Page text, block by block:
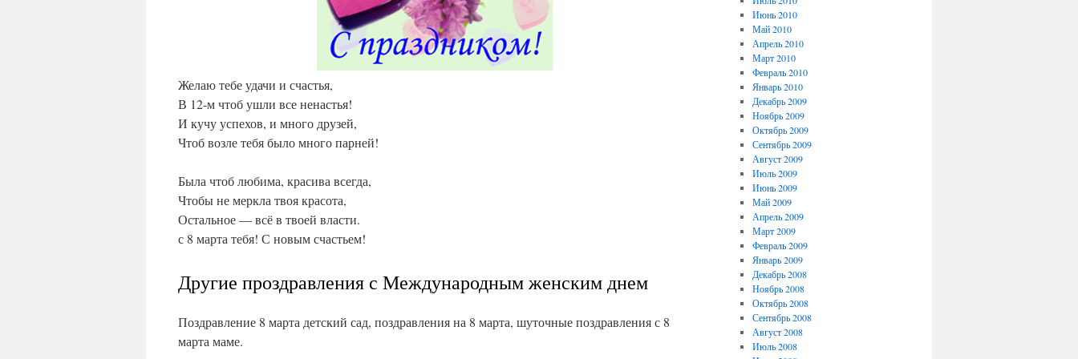
Желаю тебе удачи и счастья,
В 12-м чтоб ушли все ненастья!
И кучу успехов, и много друзей,
Чтоб возле тебя было много парней!
Была чтоб любима, красива всегда,
Чтобы не меркла твоя красота,
Остальное — всё в твоей власти.
с 8 марта тебя! С новым счастьем!
Другие проздравления с Международным женским днем
Поздравление 8 марта детский сад, поздравления на 8 марта, шуточные поздравления с 8
марта маме.
Июнь 2010
Май 2010
Апрель 2010
Март 2010
Февраль 2010
Январь 2010
Декабрь 2009
Ноябрь 2009
Октябрь 2009
Сентябрь 2009
Август 2009
Июль 2009
Июнь 2009
Май 2009
Апрель 2009
Март 2009
Февраль 2009
Январь 2009
Декабрь 2008
Ноябрь 2008
Октябрь 2008
Сентябрь 2008
Август 2008
Июль 2008